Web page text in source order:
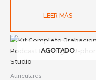
LEER MÁS
AGOTADO
Auriculares